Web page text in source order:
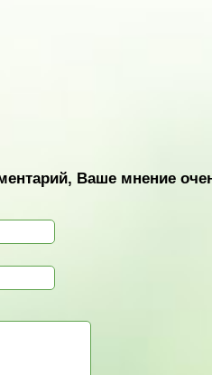
Ваше мнение